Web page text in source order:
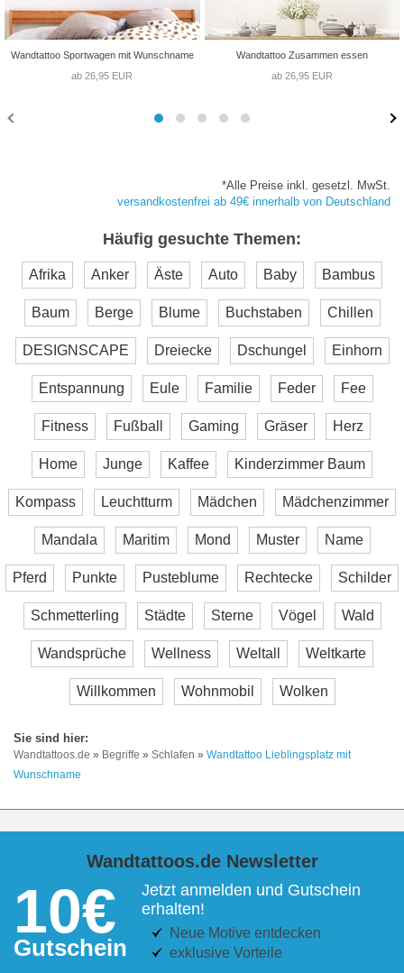
Wandtattoo Sportwagen mit Wunschname
ab 26,95 EUR
Wandtattoo Zusammen essen
ab 26,95 EUR
*Alle Preise inkl. gesetzl. MwSt.
versandkostenfrei ab 49€ innerhalb von Deutschland
Häufig gesuchte Themen:
Afrika Anker Äste Auto Baby Bambus
Baum Berge Blume Buchstaben Chillen
DESIGNSCAPE Dreiecke Dschungel Einhorn
Entspannung Eule Familie Feder Fee
Fitness Fußball Gaming Gräser Herz
Home Junge Kaffee Kinderzimmer Baum
Kompass Leuchtturm Mädchen Mädchenzimmer
Mandala Maritim Mond Muster Name
Pferd Punkte Pusteblume Rechtecke Schilder
Schmetterling Städte Sterne Vögel Wald
Wandsprüche Wellness Weltall Weltkarte
Willkommen Wohnmobil Wolken
Wandtattoos.de » Begriffe » Schlafen » Wandtattoo Lieblingsplatz mit
Wunschname
Wandtattoos.de Newsletter
10€
Gutschein
Jetzt anmelden und Gutschein
erhalten!
Neue Motive entdecken
exklusive Vorteile